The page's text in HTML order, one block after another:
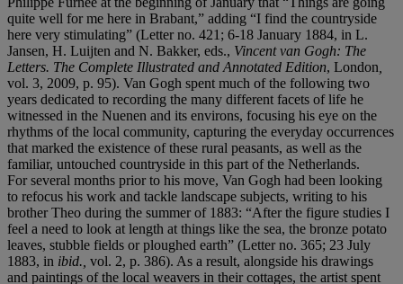
quite well for me here in Brabant,” adding “I find the countryside
here very stimulating” (Letter no. 421; 6-18 January 1884, in L.
Jansen, H. Luijten and N. Bakker, eds., Vincent van Gogh: The
Letters. The Complete Illustrated and Annotated Edition, London
vol. 3, 2009, p. 95). Van Gogh spent much of the following two
years dedicated to recording the many different facets of life he
witnessed in the Nuenen and its environs, focusing his eye on the
rhythms of the local community, capturing the everyday occurrences
that marked the existence of these rural peasants, as well as the
familiar, untouched countryside in this part of the Netherlands.
For several months prior to his move, Van Gogh had been looking
to refocus his work and tackle landscape subjects, writing to his
brother Theo during the summer of 1883: “After the figure studies I
feel a need to look at length at things like the sea, the bronze potato
leaves, stubble fields or ploughed earth” (Letter no. 365; 23 July
1883, in ibid., vol. 2, p. 386). As a result, alongside his drawings
and paintings of the local weavers in their cottages, the artist spent